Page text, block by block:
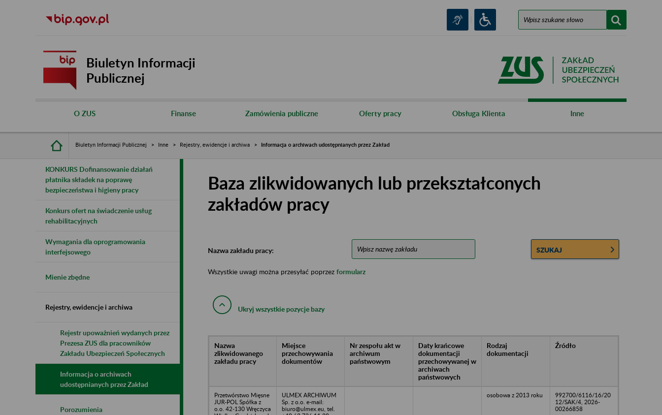
Biuletyn Informacji
Publicznej
O ZUS Finanse Zamówienia publiczne Oferty pracy Obsługa Klienta Inne
Biuletyn Informacji Publicznej Inne Rejestry, ewidencje i archiwa Informacja o archiwach udostępnianych przez Zakład
KONKURS Dofinansowanie działań
płatnika składek na poprawę
bezpieczeństwa i higieny pracy
Konkurs ofert na świadczenie usług
rehabilitacyjnych
Wymagania dla oprogramowania
interfejsowego
Mienie zbędne
Rejestry, ewidencje i archiwa
Rejestr upoważnień wydanych przez
Prezesa ZUS dla pracowników
Zakładu Ubezpieczeń Społecznych
Informacja o archiwach
udostępnianych przez Zakład
Porozumienia
Baza zlikwidowanych lub przekształconych
zakładów pracy
Nazwa zakładu pracy: SZUKAJ
Wszystkie uwagi można przesyłać poprzez formularz
Ukryj wszystkie pozycje bazy
Nazwa
zlikwidowanego
zakładu pracy
Miejsce
przechowywania
dokumentów
Nr zespołu akt w
archiwum
państwowym
Daty krańcowe
dokumentacji
przechowywanej w
archiwach
państwowych
Rodzaj
dokumentacji
Źródło
Przetwórstwo Mięsne
JUR-POL Spółka z
o.o. 42-130 Wręczyca
ULMEX ARCHIWUM
Sp. z o.o. e-mail:
biuro@ulmex.eu, tel.
osobowa z 2013 roku
992700/6116/16/20
12/SAK/4, 2026-
00266858